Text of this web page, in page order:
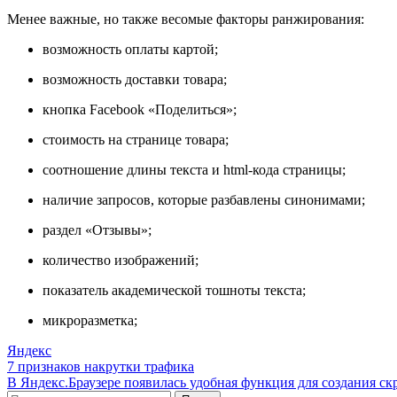
Менее важные, но также весомые факторы ранжирования:
возможность оплаты картой;
возможность доставки товара;
кнопка Facebook «Поделиться»;
стоимость на странице товара;
соотношение длины текста и html-кода страницы;
наличие запросов, которые разбавлены синонимами;
раздел «Отзывы»;
количество изображений;
показатель академической тошноты текста;
микроразметка;
Яндекс
Навигация
7 признаков накрутки трафика
В Яндекс.Браузере появилась удобная функция для создания